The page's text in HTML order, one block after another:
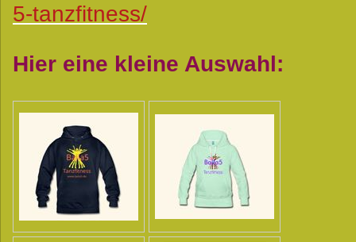
5-tanzfitness/
Hier eine kleine Auswahl: